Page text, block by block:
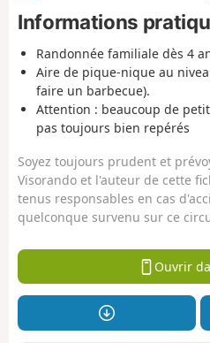
Informations
Randonnée familiale dès 4
Aire de pique-nique au
faire un barbecue).
Attention : beaucoup de
pas toujours bien repérés
Soyez toujours prudent et
Visorando et l'auteur de cette
tenus responsables en cas
quelconque survenu sur ce
Ouvrir